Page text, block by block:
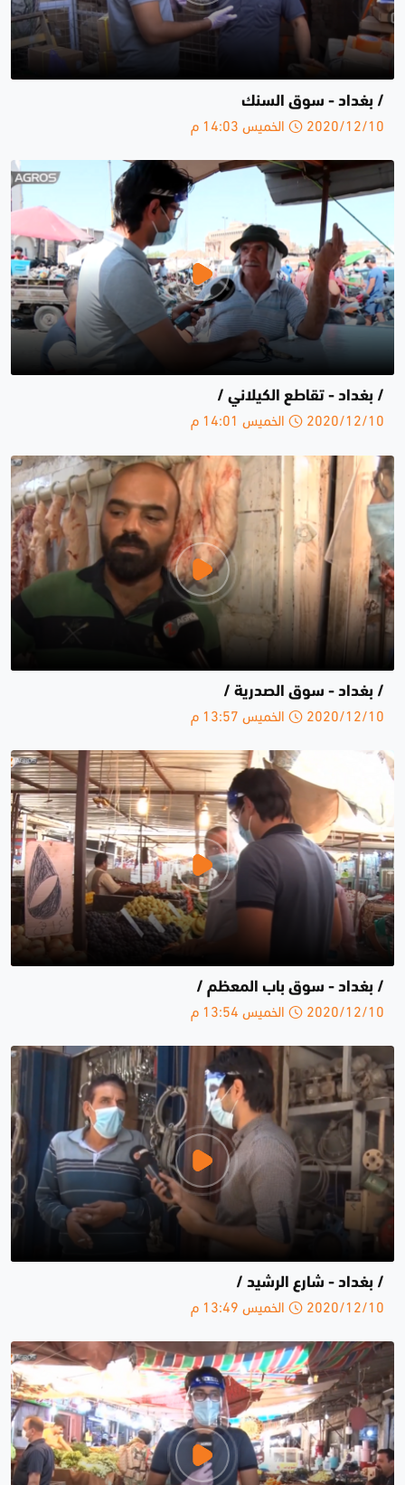
/ بغداد - سوق السنك
2020/12/10 الخميس 14:03 م
/ بغداد - تقاطع الكيلاني /
2020/12/10 الخميس 14:01 م
/ بغداد - سوق الصدرية /
2020/12/10 الخميس 13:57 م
/ بغداد - سوق باب المعظم /
2020/12/10 الخميس 13:54 م
/ بغداد - شارع الرشيد /
2020/12/10 الخميس 13:49 م